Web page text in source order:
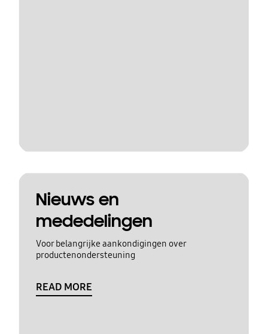
Nieuws en
mededelingen
Voor belangrijke aankondigingen over
productenondersteuning
READ MORE